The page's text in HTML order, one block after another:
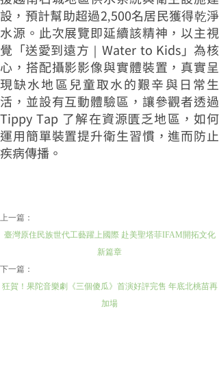
設，預計幫助超過2,500名居民獲得乾淨
水源。此次展覽即延續該精神，以主視
覺「送愛到遠方｜Water to Kids」為核
心，搭配攝影影像與實體裝置，真實呈
現缺水地區兒童取水的艱辛與日常生
活，並設有互動體驗區，讓參觀者透過
Tippy Tap 了解在資源匱乏地區，如何
運用簡單裝置提升衛生習慣，進而防止
疾病傳播。
上一篇：
臺灣原住民族世代工藝躍上國際 赴美聖塔菲IFAM開拓文化
新篇章
下一篇：
狂賀！果陀音樂劇《三個傻瓜》首演好評完售 年底北桃苗再
加場